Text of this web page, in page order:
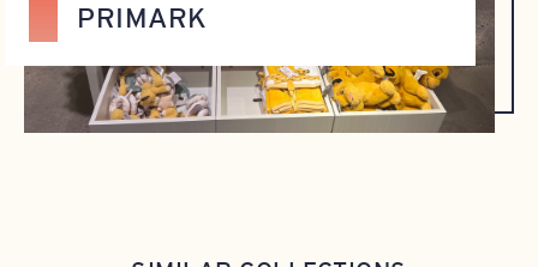
PRIMARK